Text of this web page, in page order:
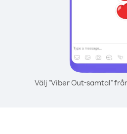
Välj "Viber Out-samtal"